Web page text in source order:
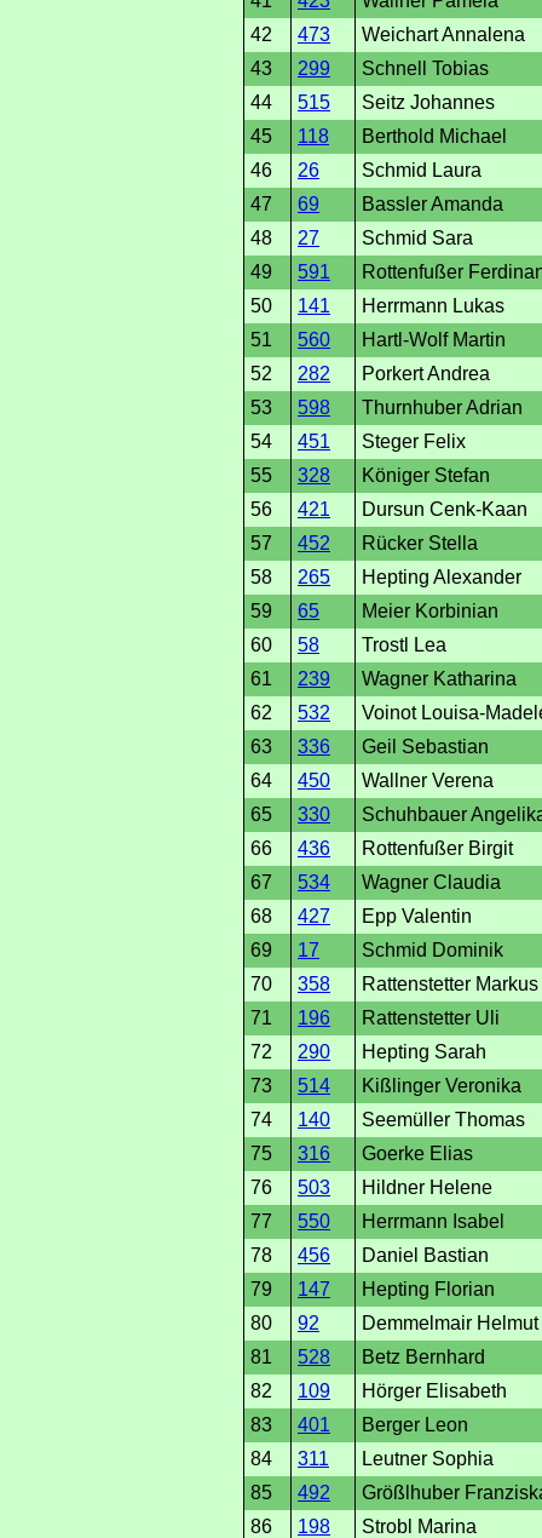
42
473
Weichart Annalena
43
299
Schnell Tobias
44
515
Seitz Johannes
45
118
Berthold Michael
46
26
Schmid Laura
47
69
Bassler Amanda
48
27
Schmid Sara
49
591
Rottenfußer
50
141
Herrmann Lukas
51
560
Hartl-Wolf Martin
52
282
Porkert Andrea
53
598
Thurnhuber Adrian
54
451
Steger Felix
55
328
Königer Stefan
56
421
Dursun Cenk-Kaan
57
452
Rücker Stella
58
265
Hepting Alexander
59
65
Meier Korbinian
60
58
Trostl Lea
61
239
Wagner Katharina
62
532
Voinot Louisa-
63
336
Geil Sebastian
64
450
Wallner Verena
65
330
Schuhbauer
66
436
Rottenfußer Birgit
67
534
Wagner Claudia
68
427
Epp Valentin
69
17
Schmid Dominik
70
358
Rattenstetter Markus
71
196
Rattenstetter Uli
72
290
Hepting Sarah
73
514
Kißlinger Veronika
74
140
Seemüller Thomas
75
316
Goerke Elias
76
503
Hildner Helene
77
550
Herrmann Isabel
78
456
Daniel Bastian
79
147
Hepting Florian
80
92
Demmelmair Helmut
81
528
Betz Bernhard
82
109
Hörger Elisabeth
83
401
Berger Leon
84
311
Leutner Sophia
85
492
Größlhuber
86
198
Strobl Marina